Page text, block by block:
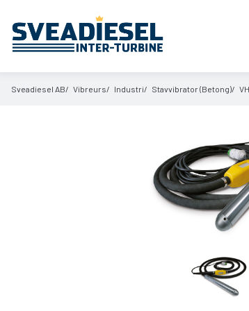
Sveadiesel AB Vibreurs Industri Stavvibrator (Betong)